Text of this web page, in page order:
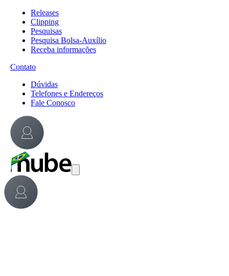
Releases
Clipping
Pesquisas
Pesquisa Bolsa-Auxílio
Receba informações
Contato
Dúvidas
Telefones e Endereços
Fale Conosco